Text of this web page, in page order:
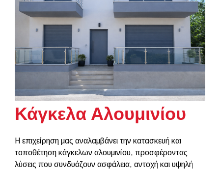
Κάγκελα Αλουμινίου
Η επιχείρηση μας αναλαμβάνει την κατασκευή και
τοποθέτηση κάγκελων αλουμινίου, προσφέροντας
λύσεις που συνδυάζουν ασφάλεια, αντοχή και υψηλή